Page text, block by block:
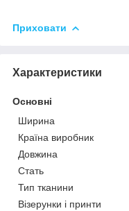
Приховати
Характеристики
Основні
Ширина
Країна виробник
Довжина
Стать
Тип тканини
Візерунки і принти